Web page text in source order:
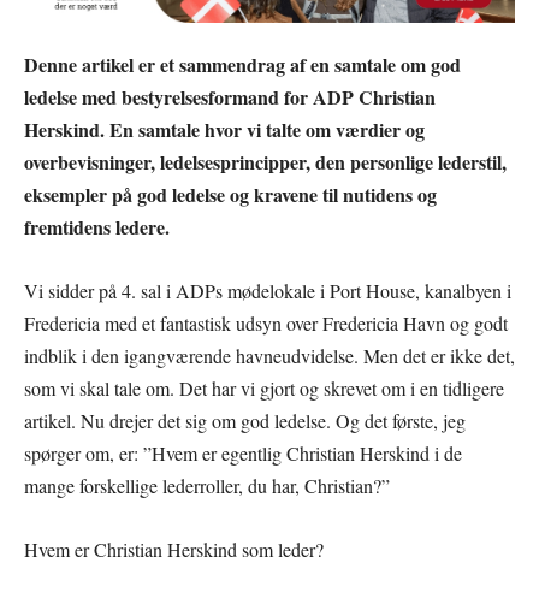
Denne artikel er et sammendrag af en samtale om god
ledelse med bestyrelsesformand for ADP Christian
Herskind. En samtale hvor vi talte om værdier og
overbevisninger, ledelsesprincipper, den personlige lederstil,
eksempler på god ledelse og kravene til nutidens og
fremtidens ledere.
Vi sidder på 4. sal i ADPs mødelokale i Port House, kanalbyen i
Fredericia med et fantastisk udsyn over Fredericia Havn og godt
indblik i den igangværende havneudvidelse. Men det er ikke det,
som vi skal tale om. Det har vi gjort og skrevet om i en tidligere
artikel. Nu drejer det sig om god ledelse. Og det første, jeg
spørger om, er: ”Hvem er egentlig Christian Herskind i de
mange forskellige lederroller, du har, Christian?”
Hvem er Christian Herskind som leder?